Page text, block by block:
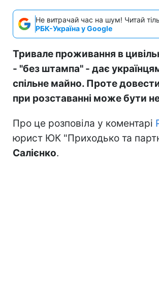
Не витрачай час на шум! Читай
РБК-Україна у Google
Тривале проживання в
- "без штампа" - дає
спільне майно. Проте
при розставанні може бути
Про це розповіла у коментарі
юрист ЮК "Приходько та
Салієнко.